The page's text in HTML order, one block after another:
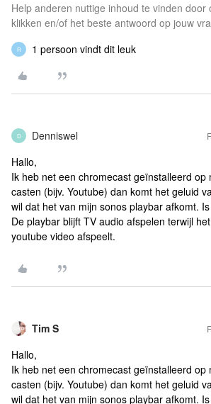
Help anderen nuttige inhoud te vinden door
klikken en/of het beste antwoord op jouw
R 1 persoon vindt dit leuk
D Denniswel
Hallo,
Ik heb net een chromecast geïnstalleerd op
casten (bijv. Youtube) dan komt het geluid
wil dat het van mijn sonos playbar afkomt.
De playbar blijft TV audio afspelen terwijl
youtube video afspeelt.
Tim S
Hallo,
Ik heb net een chromecast geïnstalleerd op
casten (bijv. Youtube) dan komt het geluid
wil dat het van mijn sonos playbar afkomt.